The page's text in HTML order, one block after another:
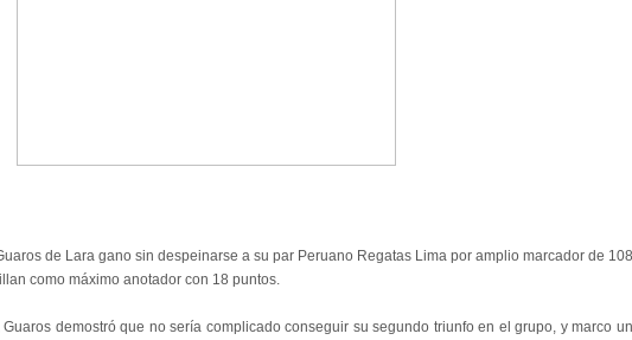
de Lara gano sin despeinarse a su par Peruano Regatas Lima por amplio marcador de 108
como máximo anotador con 18 puntos.
demostró que no sería complicado conseguir su segundo triunfo en el grupo, y marco un